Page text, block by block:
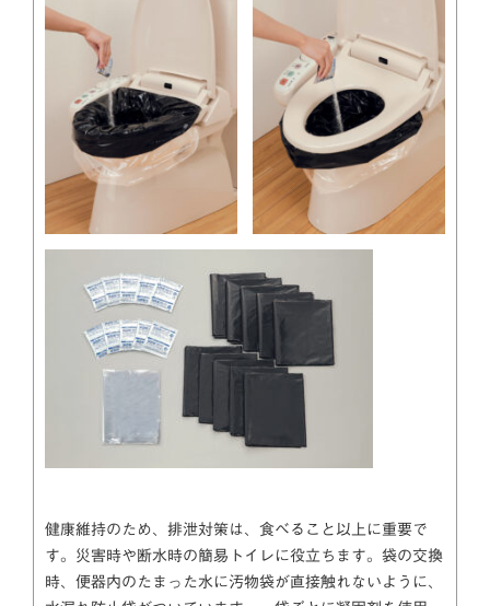
健康維持のため、排泄対策は、食べること以上に重要で
す。災害時や断水時の簡易トイレに役立ちます。袋の交換
時、便器内のたまった水に汚物袋が直接触れないように、